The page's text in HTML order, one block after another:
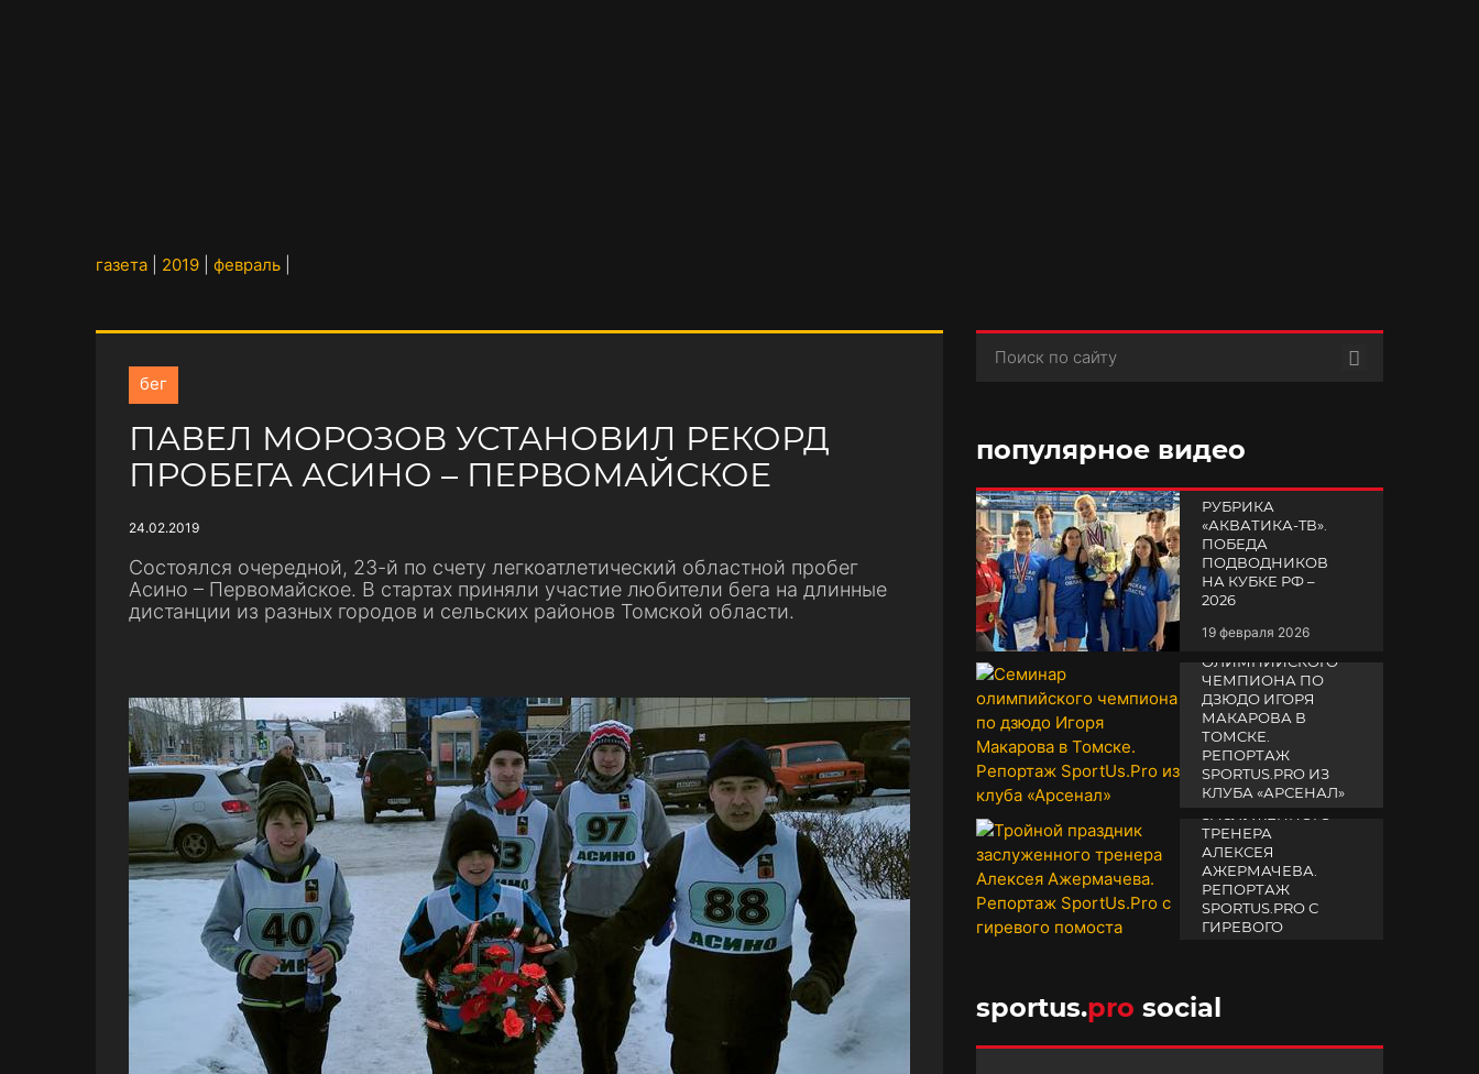
газета 2019 февраль
бег
ПАВЕЛ МОРОЗОВ УСТАНОВИЛ РЕКОРД
ПРОБЕГА АСИНО – ПЕРВОМАЙСКОЕ
24.02.2019
Состоялся очередной, 23-й по счету легкоатлетический областной пробег
Асино – Первомайское. В стартах приняли участие любители бега на длинные
дистанции из разных городов и сельских районов Томской области.
популярное видео
РУБРИКА
«АКВАТИКА-TВ».
ПОБЕДА
ПОДВОДНИКОВ
НА КУБКЕ РФ –
2026
19 февраля 2026
СЕМИНАР
ОЛИМПИЙСКОГО
ЧЕМПИОНА ПО
ДЗЮДО ИГОРЯ
МАКАРОВА В
ТОМСКЕ.
РЕПОРТАЖ
SPORTUS.PRO ИЗ
КЛУБА «АРСЕНАЛ»
14 апреля 2025
ТРОЙНОЙ
ПРАЗДНИК
ТРЕНЕРА
АЛЕКСЕЯ
АЖЕРМАЧЕВА.
РЕПОРТАЖ
SPORTUS.PRO С
ГИРЕВОГО
sportus.pro social